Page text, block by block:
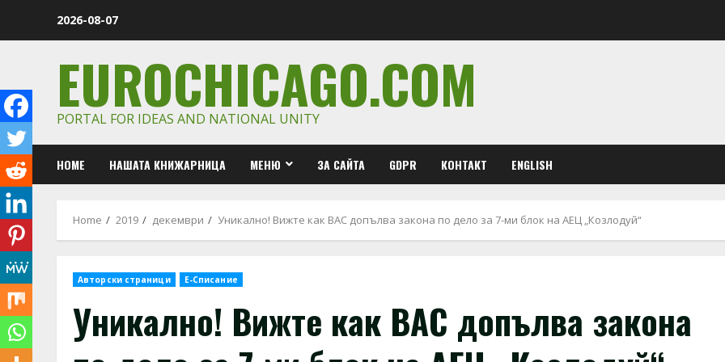
2026-08-07
EUROCHICAGO.COM
PORTAL FOR IDEAS AND NATIONAL UNITY
HOME НАШАТА КНИЖАРНИЦА МЕНЮ ЗА САЙТА GDPR КОНТАКТ ENGLISH
Home 2019 декември Уникално! Вижте как ВАС допълва закона по дело за 7-ми блок на АЕЦ „Козлодуй“
Авторски страници Е-Списание
Уникално! Вижте как ВАС допълва закона